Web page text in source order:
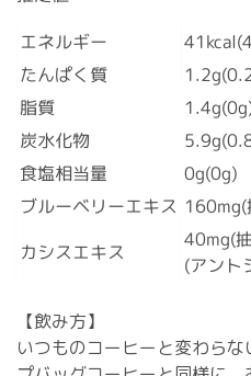
エネルギー
たんぱく質
脂質
炭水化物
食塩相当量 0g(0g)
ブルーベリーエキス 160mg(
カシスエキス
40mg(
(アント
【飲み方】
いつものコーヒーと変わら